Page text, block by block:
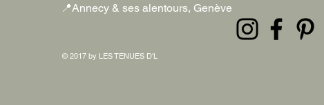
📍Annecy & ses alentours, Genève
© 2017 by LES TENUES D'L